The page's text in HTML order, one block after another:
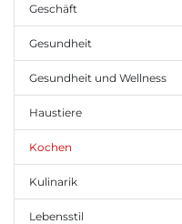
Geschäft
Gesundheit
Gesundheit und Wellness
Haustiere
Kochen
Kulinarik
Lebensstil